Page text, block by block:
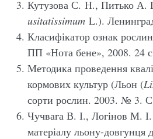
Кутузова С. Н., Питько А.
usitatissimumL.).
Класифікатор ознак
ПП «Нота бене», 2008. 24
Методика проведення
кормових культур (Льон (
сорти рослин. 2003. № 3.
Чучвага В. І., Логінов М. І.
матеріалу льону-довгунця